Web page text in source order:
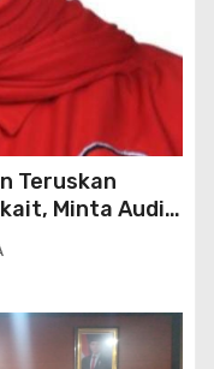
Teruskan
Minta Audit
Di Desa Budi